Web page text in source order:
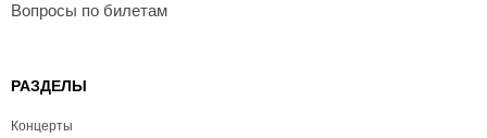
Вопросы по билетам
РАЗДЕЛЫ
Концерты